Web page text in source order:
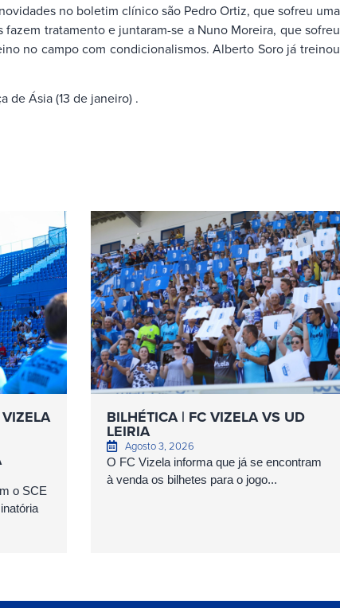
no boletim clínico são Pedro Ortiz, que sofreu uma
tratamento e juntaram-se a Nuno Moreira, que sofreu
no campo com condicionalismos. Alberto Soro já treinou
de Ásia (13 de janeiro) .
o SCE
BILHÉTICA | FC VIZELA VS UD
LEIRIA
Agosto 3, 2026
O FC Vizela informa que já se encontram
à venda os bilhetes para o jogo...